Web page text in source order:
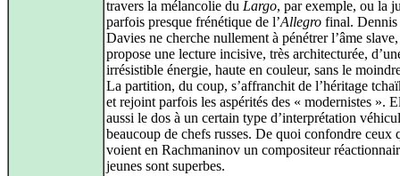
travers la mélancolie du Largo, par exemple, ou la
parfois presque frénétique de l’Allegro final. Dennis
Davies ne cherche nullement à pénétrer l’âme
propose une lecture incisive, très architecturée,
irrésistible énergie, haute en couleur, sans le
La partition, du coup, s’affranchit de l’héritage
et rejoint parfois les aspérités des « modernistes ».
aussi le dos à un certain type d’interprétation
beaucoup de chefs russes. De quoi confondre ceux
voient en Rachmaninov un compositeur
jeunes sont superbes.